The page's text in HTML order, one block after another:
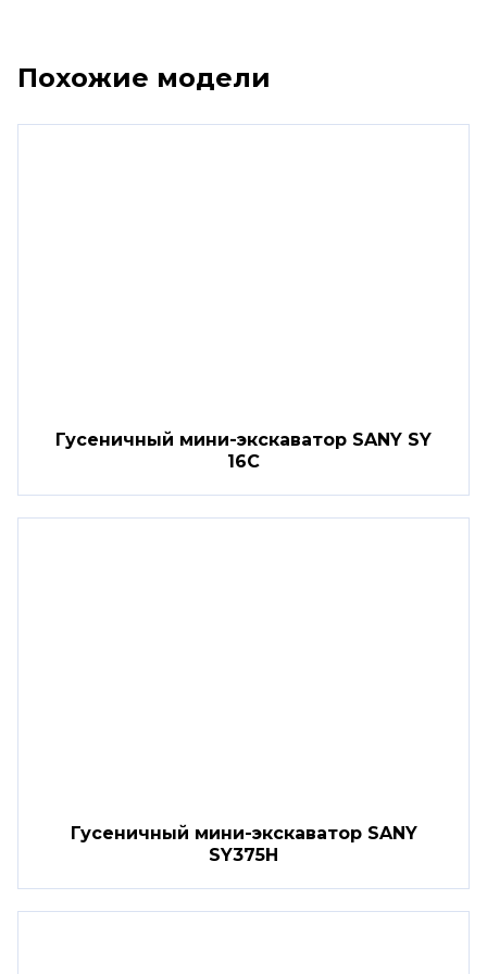
Похожие модели
Гусеничный мини-экскаватор SANY SY
16C
Гусеничный мини-экскаватор SANY
SY375H